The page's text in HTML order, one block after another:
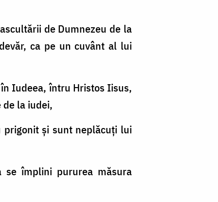
de Dumnezeu de la
ca pe un cuvânt al lui
Iudeea, întru Hristos Iisus,
de la iudei,
prigonit şi sunt neplăcuţi lui
se împlini pururea măsura